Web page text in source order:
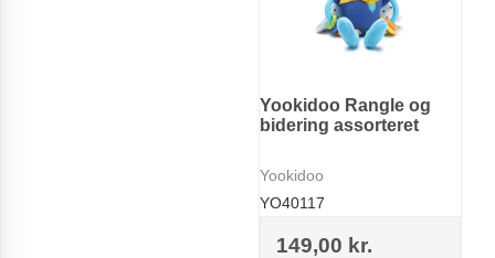
Yookidoo Rangle og
bidering assorteret
Yookidoo
YO40117
149,00 kr.